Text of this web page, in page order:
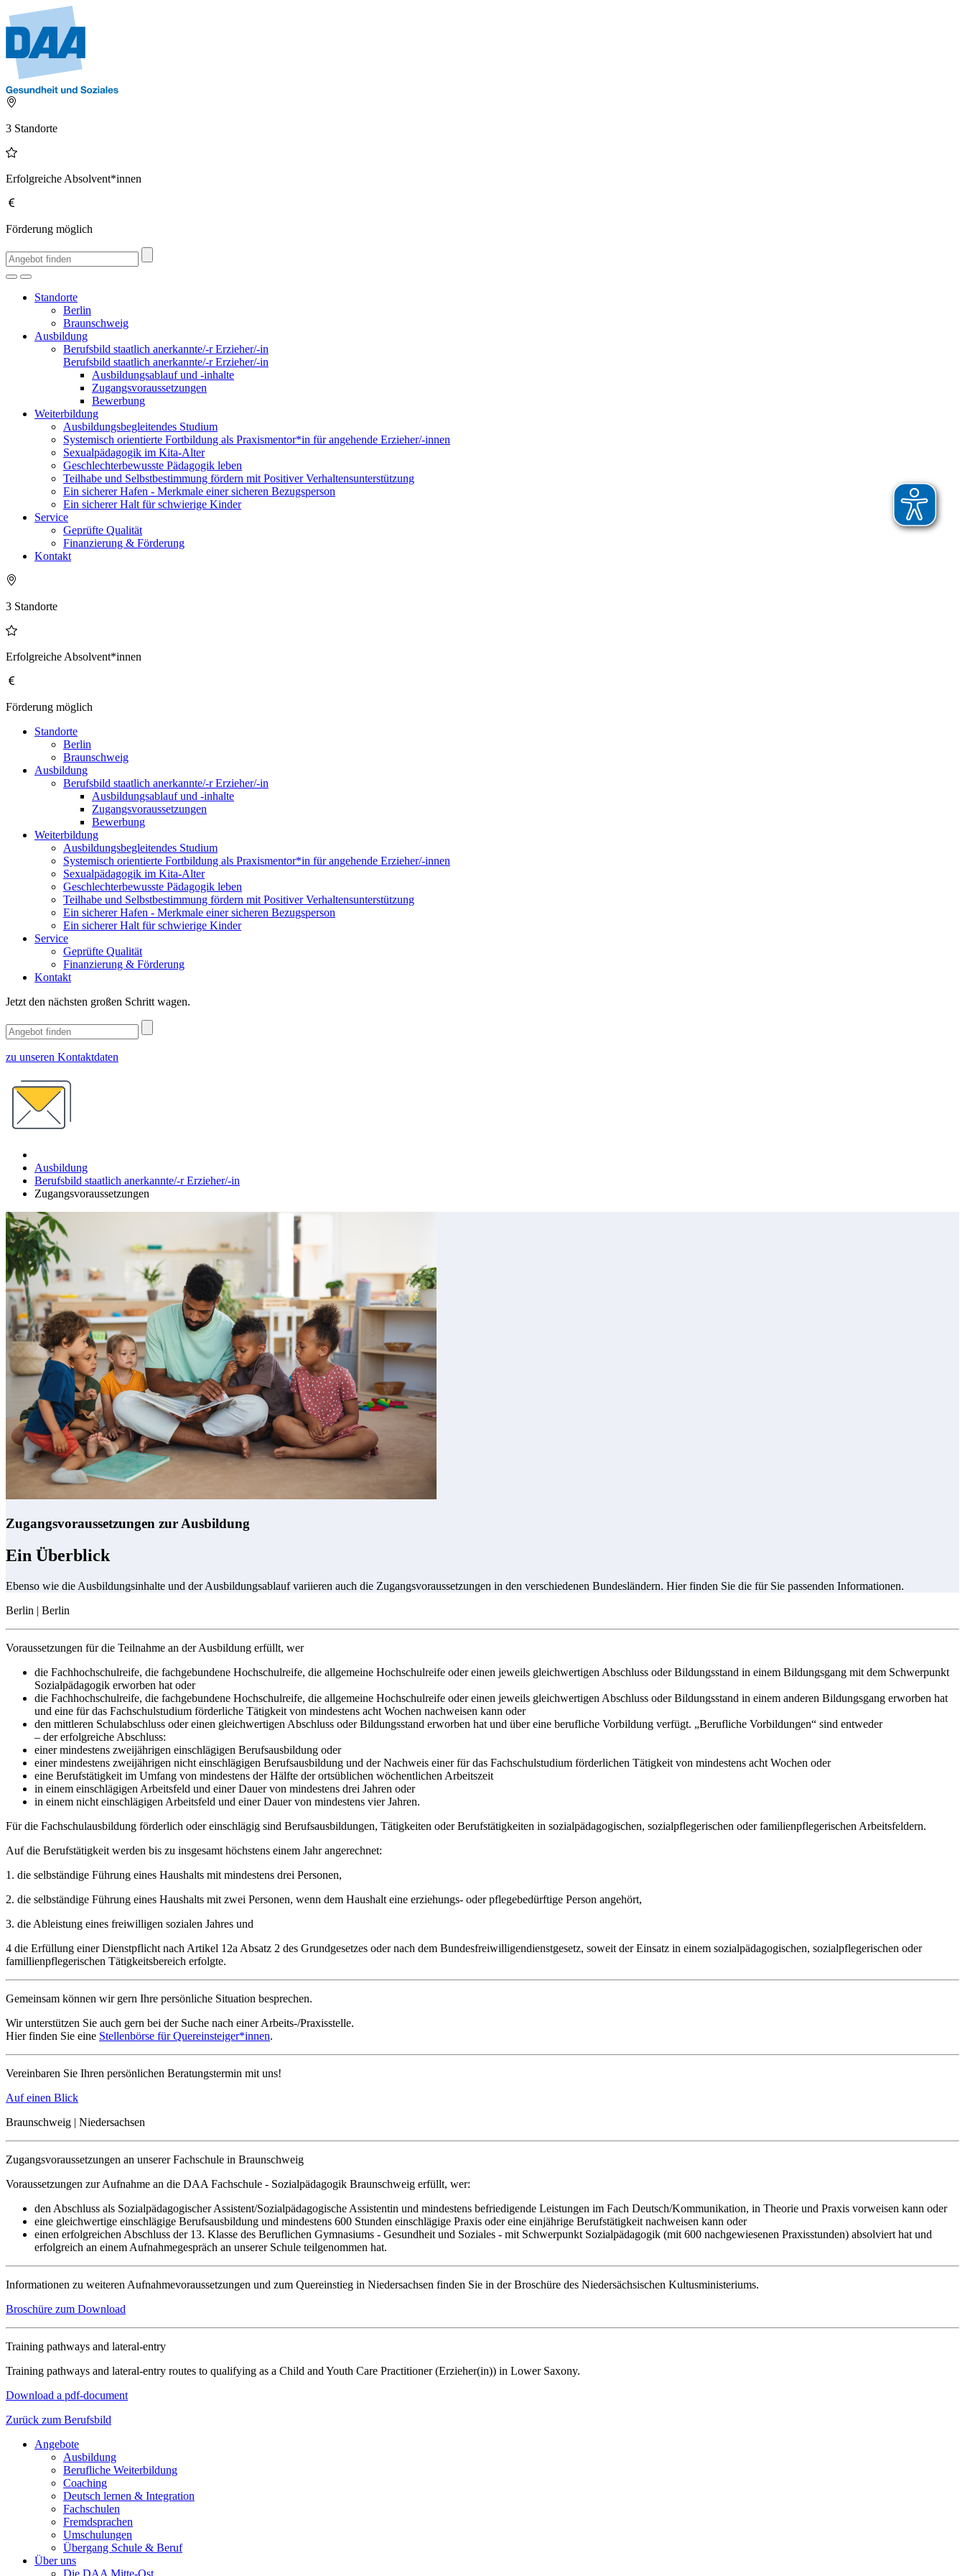
3 Standorte
Erfolgreiche Absolvent*innen
Förderung möglich
Standorte
Berlin
Braunschweig
Ausbildung
Berufsbild staatlich anerkannte/-r Erzieher/-in
Berufsbild staatlich anerkannte/-r Erzieher/-in
Ausbildungsablauf und -inhalte
Zugangsvoraussetzungen
Bewerbung
Weiterbildung
Ausbildungsbegleitendes Studium
Systemisch orientierte Fortbildung als Praxismentor*in für angehende Erzieher/-innen
Sexualpädagogik im Kita-Alter
Geschlechterbewusste Pädagogik leben
Teilhabe und Selbstbestimmung fördern mit Positiver Verhaltensunterstützung
Ein sicherer Hafen - Merkmale einer sicheren Bezugsperson
Ein sicherer Halt für schwierige Kinder
Service
Geprüfte Qualität
Finanzierung & Förderung
Kontakt
3 Standorte
Erfolgreiche Absolvent*innen
Förderung möglich
Standorte
Berlin
Braunschweig
Ausbildung
Berufsbild staatlich anerkannte/-r Erzieher/-in
Ausbildungsablauf und -inhalte
Zugangsvoraussetzungen
Bewerbung
Weiterbildung
Ausbildungsbegleitendes Studium
Systemisch orientierte Fortbildung als Praxismentor*in für angehende Erzieher/-innen
Sexualpädagogik im Kita-Alter
Geschlechterbewusste Pädagogik leben
Teilhabe und Selbstbestimmung fördern mit Positiver Verhaltensunterstützung
Ein sicherer Hafen - Merkmale einer sicheren Bezugsperson
Ein sicherer Halt für schwierige Kinder
Service
Geprüfte Qualität
Finanzierung & Förderung
Kontakt
Jetzt den nächsten großen Schritt wagen.
zu unseren Kontaktdaten
Ausbildung
Berufsbild staatlich anerkannte/-r Erzieher/-in
Zugangsvoraussetzungen
Zugangsvoraussetzungen zur Ausbildung
Ein Überblick
Ebenso wie die Ausbildungsinhalte und der Ausbildungsablauf variieren auch die Zugangsvoraussetzungen in den verschiedenen Bundesländern. Hier finden Sie die für Sie passenden Informationen.
Berlin | Berlin
Voraussetzungen für die Teilnahme an der Ausbildung erfüllt, wer
die Fachhochschulreife, die fachgebundene Hochschulreife, die allgemeine Hochschulreife oder einen jeweils gleichwertigen Abschluss oder Bildungsstand in einem Bildungsgang mit dem Schwerpunkt
Sozialpädagogik erworben hat oder
die Fachhochschulreife, die fachgebundene Hochschulreife, die allgemeine Hochschulreife oder einen jeweils gleichwertigen Abschluss oder Bildungsstand in einem anderen Bildungsgang erworben hat
und eine für das Fachschulstudium förderliche Tätigkeit von mindestens acht Wochen nachweisen kann oder
den mittleren Schulabschluss oder einen gleichwertigen Abschluss oder Bildungsstand erworben hat und über eine berufliche Vorbildung verfügt. „Berufliche Vorbildungen“ sind entweder
– der erfolgreiche Abschluss:
einer mindestens zweijährigen einschlägigen Berufsausbildung oder
einer mindestens zweijährigen nicht einschlägigen Berufsausbildung und der Nachweis einer für das Fachschulstudium förderlichen Tätigkeit von mindestens acht Wochen oder
eine Berufstätigkeit im Umfang von mindestens der Hälfte der ortsüblichen wöchentlichen Arbeitszeit
in einem einschlägigen Arbeitsfeld und einer Dauer von mindestens drei Jahren oder
in einem nicht einschlägigen Arbeitsfeld und einer Dauer von mindestens vier Jahren.
Für die Fachschulausbildung förderlich oder einschlägig sind Berufsausbildungen, Tätigkeiten oder Berufstätigkeiten in sozialpädagogischen, sozialpflegerischen oder familienpflegerischen Arbeitsfeldern.
Auf die Berufstätigkeit werden bis zu insgesamt höchstens einem Jahr angerechnet:
1. die selbständige Führung eines Haushalts mit mindestens drei Personen,
2. die selbständige Führung eines Haushalts mit zwei Personen, wenn dem Haushalt eine erziehungs- oder pflegebedürftige Person angehört,
3. die Ableistung eines freiwilligen sozialen Jahres und
4 die Erfüllung einer Dienstpflicht nach Artikel 12a Absatz 2 des Grundgesetzes oder nach dem Bundesfreiwilligendienstgesetz, soweit der Einsatz in einem sozialpädagogischen, sozialpflegerischen oder
famillienpflegerischen Tätigkeitsbereich erfolgte.
Gemeinsam können wir gern Ihre persönliche Situation besprechen.
Wir unterstützen Sie auch gern bei der Suche nach einer Arbeits-/Praxisstelle.
Hier finden Sie eine Stellenbörse für Quereinsteiger*innen.
Vereinbaren Sie Ihren persönlichen Beratungstermin mit uns!
Auf einen Blick
Braunschweig | Niedersachsen
Zugangsvoraussetzungen an unserer Fachschule in Braunschweig
Voraussetzungen zur Aufnahme an die DAA Fachschule - Sozialpädagogik Braunschweig erfüllt, wer:
den Abschluss als Sozialpädagogischer Assistent/Sozialpädagogische Assistentin und mindestens befriedigende Leistungen im Fach Deutsch/Kommunikation, in Theorie und Praxis vorweisen kann oder
eine gleichwertige einschlägige Berufsausbildung und mindestens 600 Stunden einschlägige Praxis oder eine einjährige Berufstätigkeit nachweisen kann oder
einen erfolgreichen Abschluss der 13. Klasse des Beruflichen Gymnasiums - Gesundheit und Soziales - mit Schwerpunkt Sozialpädagogik (mit 600 nachgewiesenen Praxisstunden) absolviert hat und
erfolgreich an einem Aufnahmegespräch an unserer Schule teilgenommen hat.
Informationen zu weiteren Aufnahmevoraussetzungen und zum Quereinstieg in Niedersachsen finden Sie in der Broschüre des Niedersächsischen Kultusministeriums.
Broschüre zum Download
Training pathways and lateral-entry
Training pathways and lateral-entry routes to qualifying as a Child and Youth Care Practitioner (Erzieher(in)) in Lower Saxony.
Download a pdf-document
Zurück zum Berufsbild
Angebote
Ausbildung
Berufliche Weiterbildung
Coaching
Deutsch lernen & Integration
Fachschulen
Fremdsprachen
Umschulungen
Übergang Schule & Beruf
Über uns
Die DAA Mitte-Ost